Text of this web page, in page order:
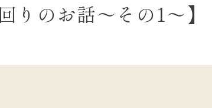
りのお話～その1～】